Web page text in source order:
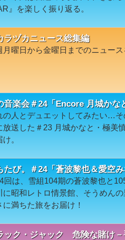
』を楽しく振り返る。
ラヅカニュース総集編
月曜日から金曜日までのニュース
音楽会＃24「Encore 月城かな
の人とデュエットしてみたい…
放送した＃23 月城かなと・極美
。
たび。＃24「蒼波黎也＆愛空み
回は、雪組104期の蒼波黎也と
に昭和レトロ情景館、そうめん
に満ちた旅をお届け！
ック・ジャック 危険な賭け－